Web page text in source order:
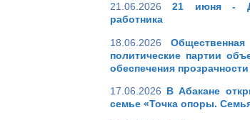
21.06.2026
21 июня -
работника
18.06.2026
политические партии
обеспечения
17.06.2026 В Абакане
семье «Точка опоры.